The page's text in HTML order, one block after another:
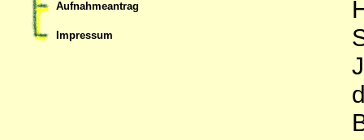
Aufnahmeantrag
Impressum